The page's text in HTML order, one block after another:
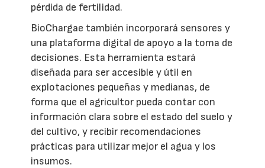
pérdida de fertilidad.
BioChargae también incorporará sensores y
una plataforma digital de apoyo a la toma de
decisiones. Esta herramienta estará
diseñada para ser accesible y útil en
explotaciones pequeñas y medianas, de
forma que el agricultor pueda contar con
información clara sobre el estado del suelo y
del cultivo, y recibir recomendaciones
prácticas para utilizar mejor el agua y los
insumos.